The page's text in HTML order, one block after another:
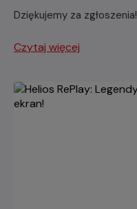
Dziękujemy za zgłoszenia!
Czytaj więcej